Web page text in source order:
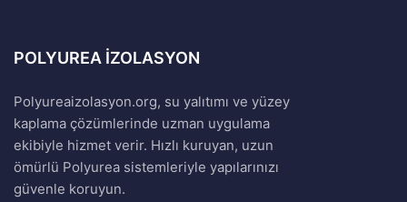
POLYUREA İZOLASYON
Polyureaizolasyon.org, su yalıtımı ve yüzey
kaplama çözümlerinde uzman uygulama
ekibiyle hizmet verir. Hızlı kuruyan, uzun
ömürlü Polyurea sistemleriyle yapılarınızı
güvenle koruyun.